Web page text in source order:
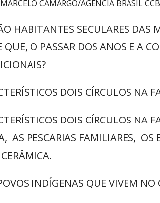
CAMARGO/AGÊNCIA BRASIL
HABITANTES SECULARES
O PASSAR DOS ANOS E A
DOIS CÍRCULOS NA
DOIS CÍRCULOS NA
PESCARIAS FAMILIARES, OS
INDÍGENAS QUE VIVEM